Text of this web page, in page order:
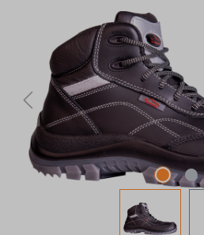
Bildergalerie überspringen